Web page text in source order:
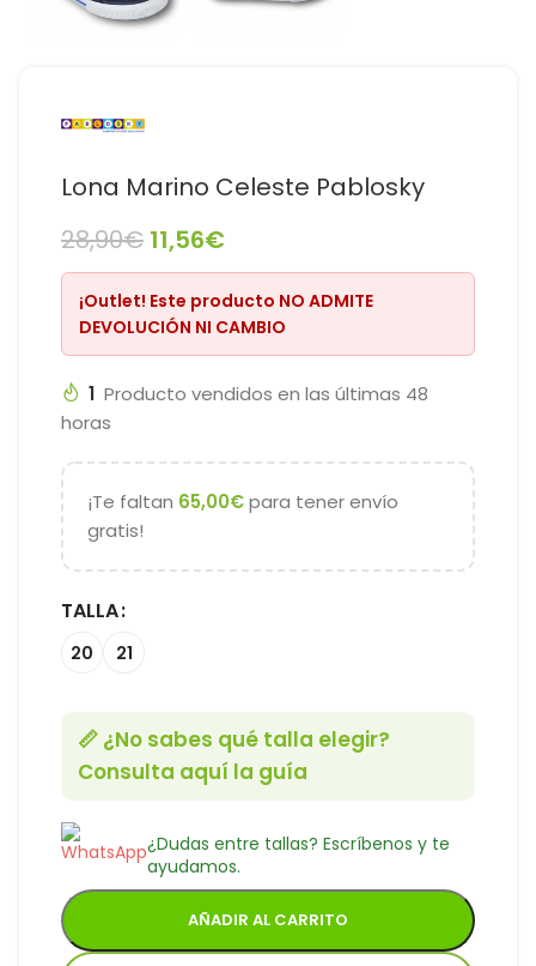
Lona Marino Celeste Pablosky
28,90€ 11,56€
¡Outlet! Este producto NO ADMITE
DEVOLUCIÓN NI CAMBIO
1 Producto vendidos en las últimas 48
horas
¡Te faltan 65,00€para tener envío
gratis!
TALLA
20 21
📏 ¿No sabes qué talla elegir?
Consulta aquí la guía
¿Dudas entre tallas? Escríbenos y te
ayudamos.
AÑADIR AL CARRITO